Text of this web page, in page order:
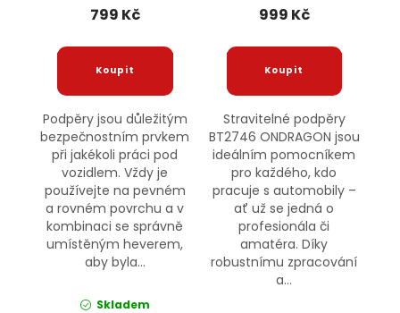
799 Kč
Podpěry jsou důležitým
bezpečnostním prvkem
při jakékoli práci pod
vozidlem. Vždy je
používejte na pevném
a rovném povrchu a v
kombinaci se správně
umístěným heverem,
aby byla...
Skladem
999 Kč
Stravitelné podpěry
BT2746 ONDRAGON jsou
ideálním pomocníkem
pro každého, kdo
pracuje s automobily –
ať už se jedná o
profesionála či
amatéra. Díky
robustnímu zpracování
a...